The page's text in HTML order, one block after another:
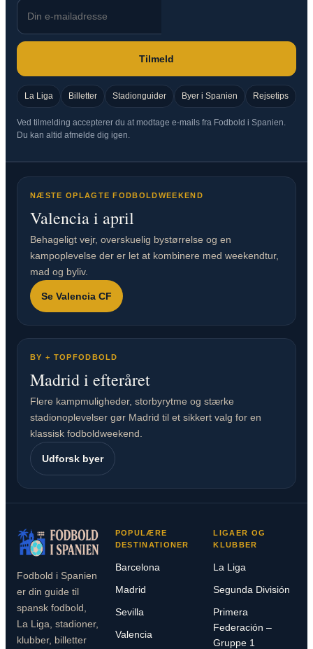
Tilmeld
La Liga Billetter Stadionguider Byer i Spanien Rejsetips
Ved tilmelding accepterer du at modtage e-mails fra Fodbold i Spanien.
Du kan altid afmelde dig igen.
NÆSTE OPLAGTE FODBOLDWEEKEND
Valencia i april
Behageligt vejr, overskuelig bystørrelse og en
kampoplevelse der er let at kombinere med weekendtur,
mad og byliv.
Se Valencia CF
BY + TOPFODBOLD
Madrid i efteråret
Flere kampmuligheder, storbyrytme og stærke
stadionoplevelser gør Madrid til et sikkert valg for en
klassisk fodboldweekend.
Udforsk byer
Fodbold i Spanien
er din guide til
spansk fodbold,
La Liga, stadioner,
klubber, billetter
POPULÆRE
DESTINATIONER
Barcelona
Madrid
Sevilla
Valencia
LIGAER OG
KLUBBER
La Liga
Segunda División
Primera
Federación –
Gruppe 1